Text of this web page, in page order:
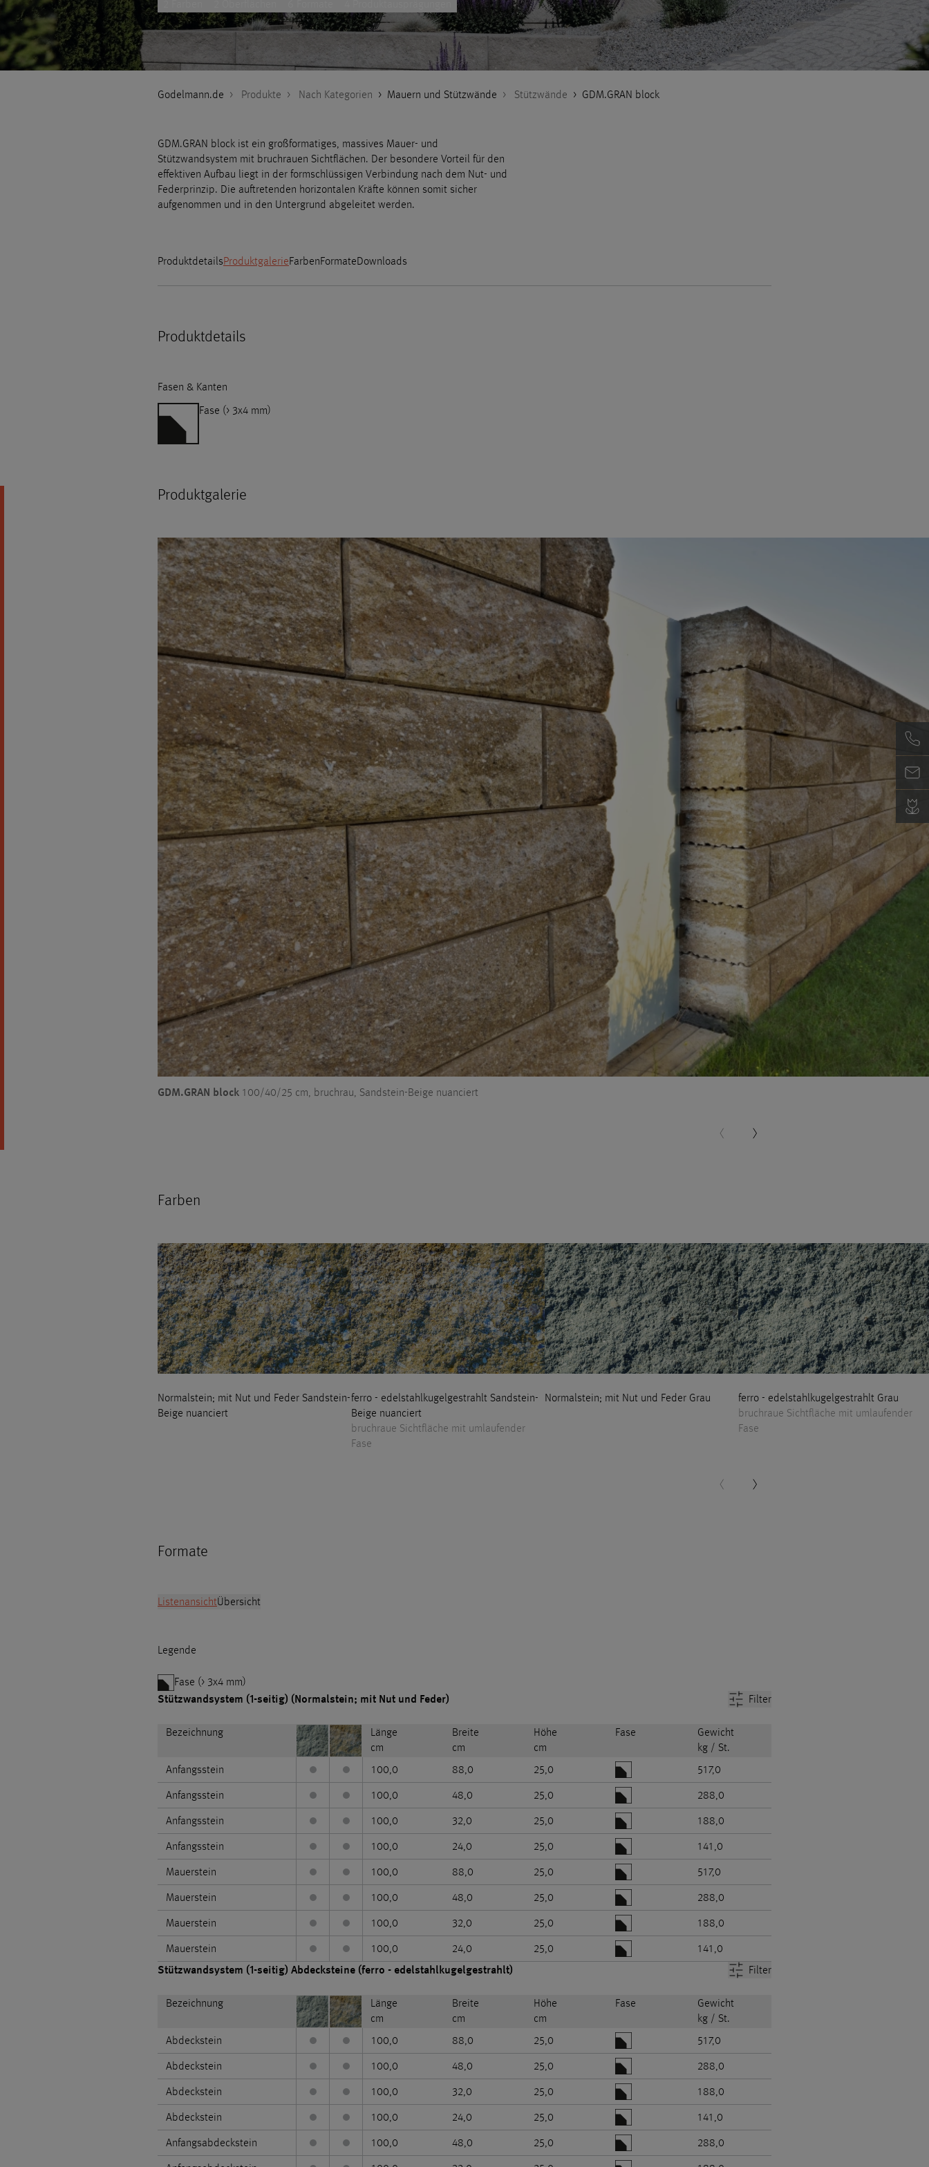
Godelmann.de > Produkte > Nach Kategorien > Mauern und Stützwände > Stützwände > GDM.GRAN block
GDM.GRAN block ist ein großformatiges, massives Mauer- und
Stützwandsystem mit bruchrauen Sichtflächen. Der besondere Vorteil für den
effektiven Aufbau liegt in der formschlüssigen Verbindung nach dem Nut- und
Federprinzip. Die auftretenden horizontalen Kräfte können somit sicher
aufgenommen und in den Untergrund abgeleitet werden.
ProduktdetailsProduktgalerieFarbenFormateDownloads
Produktdetails
Fasen & Kanten
Fase (> 3x4 mm)
Produktgalerie
GDM.GRAN block 100/40/25 cm, bruchrau, Sandstein-Beige nuanciert
Farben
Normalstein; mit Nut und Feder Sandstein-
Beige nuanciert
ferro - edelstahlkugelgestrahlt Sandstein-
Beige nuanciert
bruchraue Sichtfläche mit umlaufender
Fase
Normalstein; mit Nut und Feder Grau
ferro - edelstahlkugelgestrahlt Grau
bruchraue Sichtfläche mit umlaufender
Fase
Formate
ListenansichtÜbersicht
Legende
Fase (> 3x4 mm)
Stützwandsystem (1-seitig) (Normalstein; mit Nut und Feder) Filter
Bezeichnung
Länge
cm
Breite
cm
Höhe
cm
Fase
Gewicht
kg / St.
Anfangsstein
100,0 88,0 25,0
517,0
Anfangsstein
100,0 48,0 25,0
288,0
Anfangsstein
100,0 32,0 25,0
188,0
Anfangsstein
100,0 24,0 25,0
141,0
Mauerstein
100,0 88,0 25,0
517,0
Mauerstein
100,0 48,0 25,0
288,0
Mauerstein
100,0 32,0 25,0
188,0
Mauerstein
100,0 24,0 25,0 141,0
Stützwandsystem (1-seitig) Abdecksteine (ferro - edelstahlkugelgestrahlt) Filter
Bezeichnung
Länge
cm
Breite
cm
Höhe
cm
Fase
Gewicht
kg / St.
Abdeckstein
100,0 88,0 25,0
517,0
Abdeckstein
100,0 48,0 25,0
288,0
Abdeckstein
100,0 32,0 25,0
188,0
Abdeckstein
100,0 24,0 25,0
141,0
Anfangsabdeckstein
100,0 48,0 25,0
288,0